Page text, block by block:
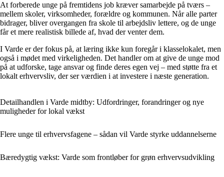
At forberede unge på fremtidens job kræver samarbejde på tværs –
mellem skoler, virksomheder, forældre og kommunen. Når alle parter
bidrager, bliver overgangen fra skole til arbejdsliv lettere, og de unge
får et mere realistisk billede af, hvad der venter dem.
I Varde er der fokus på, at læring ikke kun foregår i klasselokalet, men
også i mødet med virkeligheden. Det handler om at give de unge mod
på at udforske, tage ansvar og finde deres egen vej – med støtte fra et
lokalt erhvervsliv, der ser værdien i at investere i næste generation.
Detailhandlen i Varde midtby: Udfordringer, forandringer og nye
muligheder for lokal vækst
Flere unge til erhvervsfagene – sådan vil Varde styrke uddannelserne
Bæredygtig vækst: Varde som frontløber for grøn erhvervsudvikling